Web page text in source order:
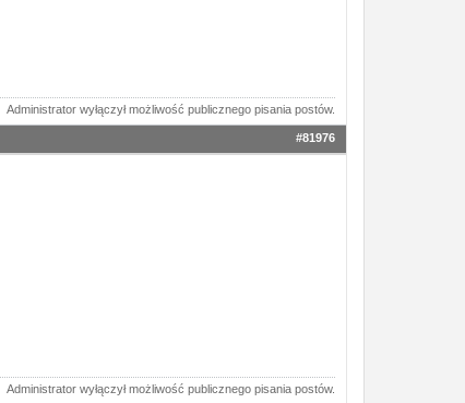
Administrator wyłączył możliwość publicznego pisania postów.
#81976
Administrator wyłączył możliwość publicznego pisania postów.